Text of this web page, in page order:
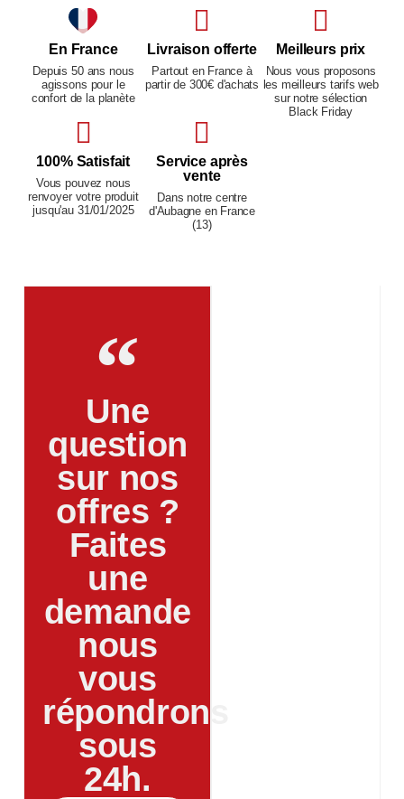
En France
Depuis 50 ans nous
agissons pour le
confort de la planète
Livraison offerte
Partout en France à
partir de 300€ d'achats
Meilleurs prix
Nous vous proposons
les meilleurs tarifs web
sur notre sélection
Black Friday
100% Satisfait
Vous pouvez nous
renvoyer votre produit
jusqu'au 31/01/2025
Service après
vente
Dans notre centre
d'Aubagne en France
(13)
Une
question
sur nos
offres ?
Faites
une
demande
nous
vous
répondrons
sous
24h.